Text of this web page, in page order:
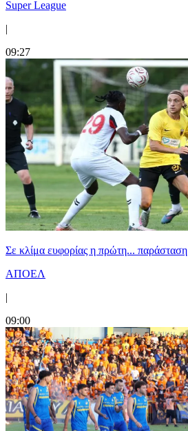
Super League
|
09:27
Σε κλίμα ευφορίας η πρώτη... παράσταση
ΑΠΟΕΛ
|
09:00